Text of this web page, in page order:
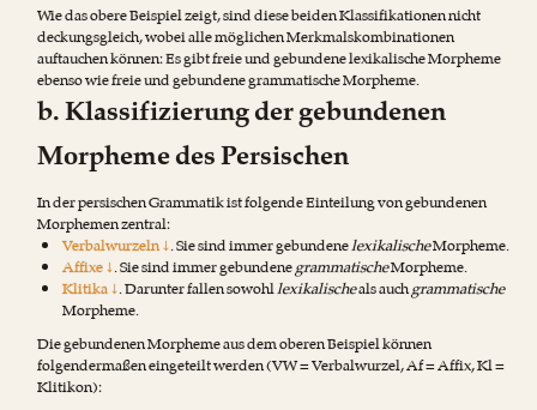
Wie das obere Beispiel zeigt, sind diese beiden Klassifikationen nicht
deckungsgleich, wobei alle möglichen Merkmalskombinationen
auftauchen können: Es gibt freie und gebundene lexikalische Morpheme
ebenso wie freie und gebundene grammatische Morpheme.
b. Klassifizierung der gebundenen
Morpheme des Persischen
In der persischen Grammatik ist folgende Einteilung von gebundenen
Morphemen zentral:
Verbalwurzeln ↓. Sie sind immer gebundenelexikalischeMorpheme.
Affixe ↓. Sie sind immer gebundenegrammatischeMorpheme.
Klitika ↓. Darunter fallen sowohllexikalischeals auchgrammatische
Morpheme.
Die gebundenen Morpheme aus dem oberen Beispiel können
folgendermaßen eingeteilt werden (VW = Verbalwurzel, Af = Affix, Kl =
Klitikon):